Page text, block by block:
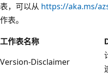
表，可以从 https://aka.ms/
作表。
工作表名称
Version-Disclaimer